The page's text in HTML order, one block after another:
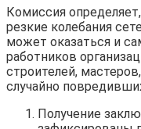
Комиссия
резкие колебания
может оказаться и
работников
строителей,
случайно
Получение